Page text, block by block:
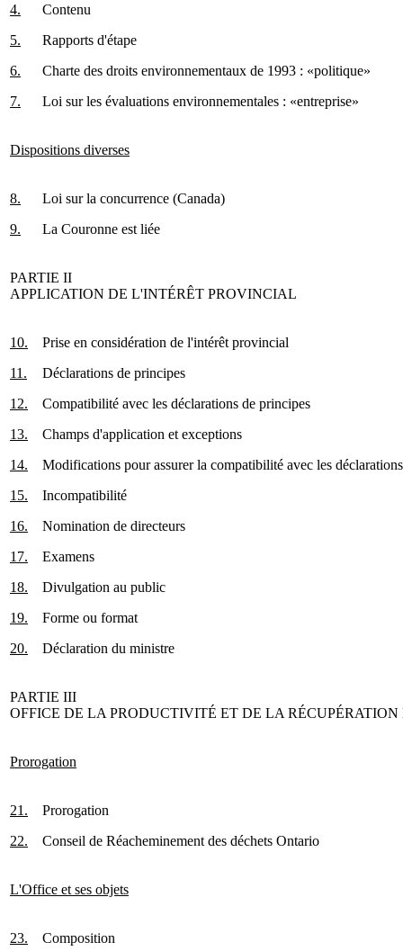
4.
5.
6.
7.
Contenu
Rapports d'étape
Charte des droits environnementaux de 1993 : «politique»
Loi sur les évaluations environnementales : «entreprise»
Dispositions diverses
8.
9.
Loi sur la concurrence (Canada)
La Couronne est liée
PARTIE II
APPLICATION DE L'INTÉRÊT PROVINCIAL
10.
11.
12.
13.
14.
15.
16.
17.
18.
19.
20.
Prise en considération de l'intérêt provincial
Déclarations de principes
Compatibilité avec les déclarations de principes
Champs d'application et exceptions
Modifications pour assurer la compatibilité avec les
Incompatibilité
Nomination de directeurs
Examens
Divulgation au public
Forme ou format
Déclaration du ministre
PARTIE III
OFFICE DE LA PRODUCTIVITÉ ET DE LA RÉCUPÉRATION
Prorogation
21.
22.
Prorogation
Conseil de Réacheminement des déchets Ontario
L'Office et ses objets
23.
Composition